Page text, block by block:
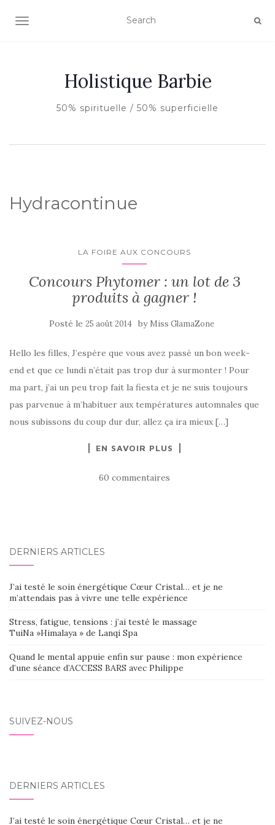
AFFICHER/MASQUER LA NAVIGATION
Holistique Barbie
50% spirituelle / 50% superficielle
Hydracontinue
LA FOIRE AUX CONCOURS
Concours Phytomer : un lot de 3
produits à gagner !
Posté le 25 août 2014 by Miss GlamaZone
Hello les filles, J’espère que vous avez passé un bon week-
end et que ce lundi n’était pas trop dur à surmonter ! Pour
ma part, j’ai un peu trop fait la fiesta et je ne suis toujours
pas parvenue à m’habituer aux températures automnales que
nous subissons du coup dur dur, allez ça ira mieux […]
EN SAVOIR PLUS
60 commentaires
DERNIERS ARTICLES
J’ai testé le soin énergétique Cœur Cristal… et je ne
m’attendais pas à vivre une telle expérience
Stress, fatigue, tensions : j’ai testé le massage
TuiNa »Himalaya » de Lanqi Spa
Quand le mental appuie enfin sur pause : mon expérience
d’une séance d’ACCESS BARS avec Philippe
SUIVEZ-NOUS
DERNIERS ARTICLES
J’ai testé le soin énergétique Cœur Cristal… et je ne